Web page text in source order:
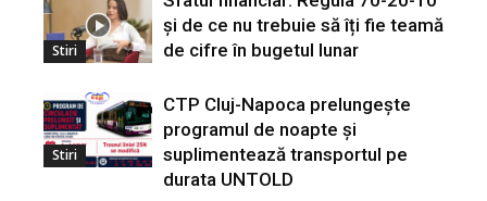
Stiri
și de ce nu trebuie să îți fie teamă
de cifre în bugetul lunar
Stiri
CTP Cluj-Napoca prelungește
programul de noapte și
suplimentează transportul pe
durata UNTOLD